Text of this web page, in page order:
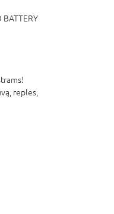
BATTERY
reples,